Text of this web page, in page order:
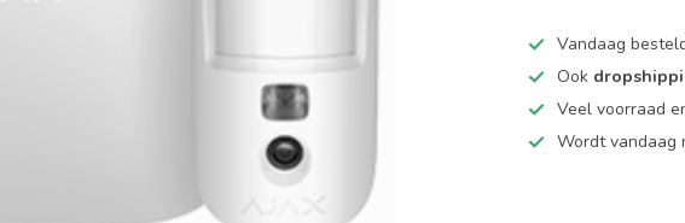
Vandaag
Ook
Veel voorraad
Wordt